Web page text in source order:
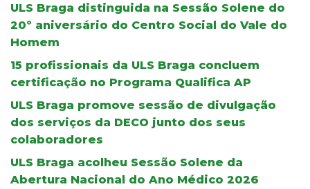
ULS Braga distinguida na Sessão Solene do
20º aniversário do Centro Social do Vale do
Homem
15 profissionais da ULS Braga concluem
certificação no Programa Qualifica AP
ULS Braga promove sessão de divulgação
dos serviços da DECO junto dos seus
colaboradores
ULS Braga acolheu Sessão Solene da
Abertura Nacional do Ano Médico 2026